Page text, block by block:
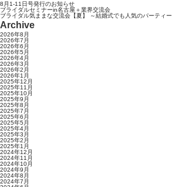
8月1-11日号発行のお知らせ
ブライダルセミナーin名古屋＋業界交流会
ブライダル気ままな交流会【夏】 ～結婚式でも人気のパーティ
Archive
2026年8月
2026年7月
2026年6月
2026年5月
2026年4月
2026年3月
2026年2月
2026年1月
2025年12月
2025年11月
2025年10月
2025年9月
2025年8月
2025年7月
2025年6月
2025年5月
2025年4月
2025年3月
2025年2月
2025年1月
2024年12月
2024年11月
2024年10月
2024年9月
2024年8月
2024年7月